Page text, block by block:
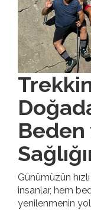
Beden
Günümüzün
insanlar, hem
yenilenmenin